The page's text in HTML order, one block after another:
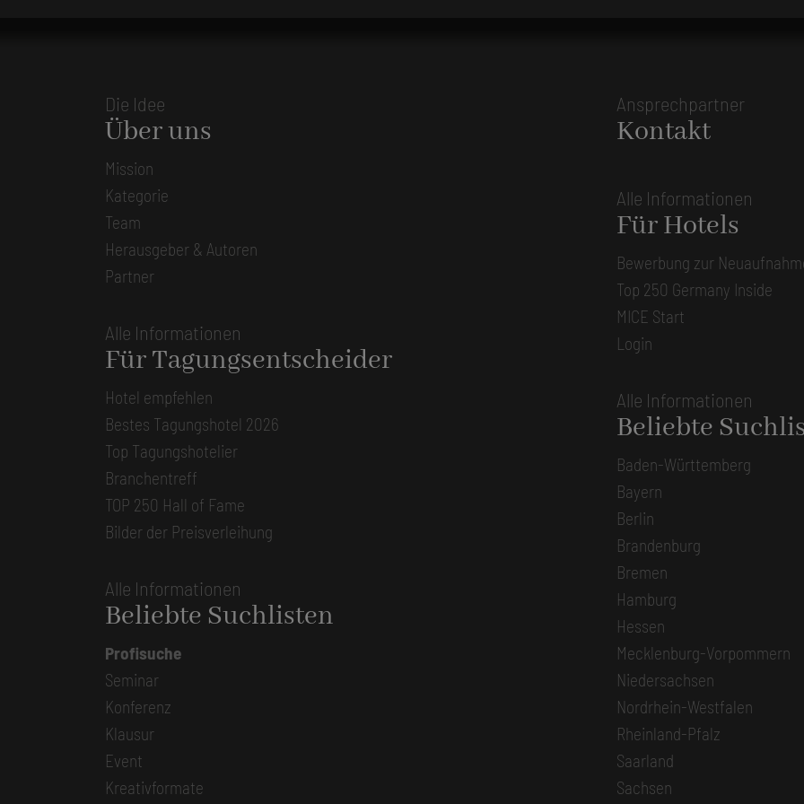
Die Idee
Über uns
Mission
Kategorie
Team
Herausgeber & Autoren
Partner
Alle Informationen
Für Tagungsentscheider
Hotel empfehlen
Bestes Tagungshotel 2026
Top Tagungshotelier
Branchentreff
TOP 250 Hall of Fame
Bilder der Preisverleihung
Alle Informationen
Beliebte Suchlisten
Profisuche
Seminar
Konferenz
Klausur
Event
Kreativformate
Ansprechpartner
Kontakt
Alle Informationen
Für Hotels
Bewerbung zur
Top 250 Germany Inside
MICE Start
Login
Alle Informationen
Beliebte
Baden-Württemberg
Bayern
Berlin
Brandenburg
Bremen
Hamburg
Hessen
Mecklenburg-Vorpommern
Niedersachsen
Nordrhein-Westfalen
Rheinland-Pfalz
Saarland
Sachsen